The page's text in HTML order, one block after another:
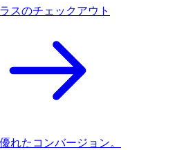
スのチェックアウト
れたコンバージョン。